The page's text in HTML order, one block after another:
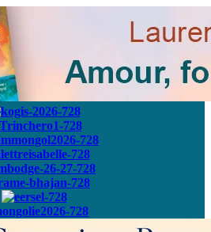
vous à
newsletter